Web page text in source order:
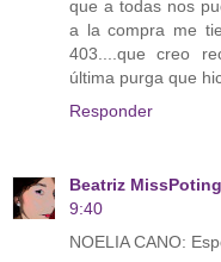
que a todas nos
a la compra me
403....que creo
última purga que
Responder
Beatriz
9:40
NOELIA CANO: